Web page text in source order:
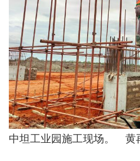
中坦工业园施工现场。 黄